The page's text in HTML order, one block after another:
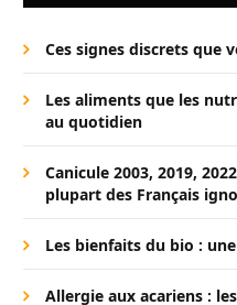
Ces signes discrets que
Les aliments que les
au quotidien
Canicule 2003, 2019,
plupart des Français
Les bienfaits du bio :
Allergie aux acariens :